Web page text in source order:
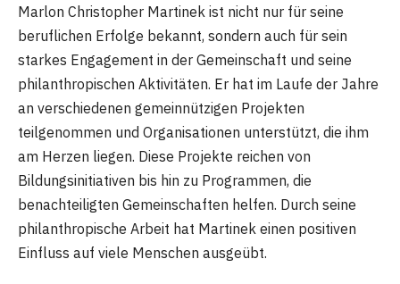
Marlon Christopher Martinek ist nicht nur für seine
beruflichen Erfolge bekannt, sondern auch für sein
starkes Engagement in der Gemeinschaft und seine
philanthropischen Aktivitäten. Er hat im Laufe der Jahre
an verschiedenen gemeinnützigen Projekten
teilgenommen und Organisationen unterstützt, die ihm
am Herzen liegen. Diese Projekte reichen von
Bildungsinitiativen bis hin zu Programmen, die
benachteiligten Gemeinschaften helfen. Durch seine
philanthropische Arbeit hat Martinek einen positiven
Einfluss auf viele Menschen ausgeübt.